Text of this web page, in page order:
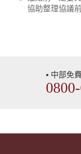
協助整理協議
▪ 中部免